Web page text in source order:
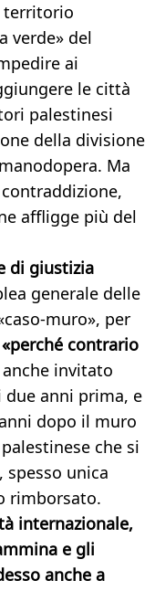
territorio
verde» del
ai
le città
palestinesi
della divisione
Ma
affligge più del
di giustizia
generale delle
muro», per
contrario
anche invitato
anni prima, e
dopo il muro
che si
unica
rimborsato.
internazionale,
e gli
anche a